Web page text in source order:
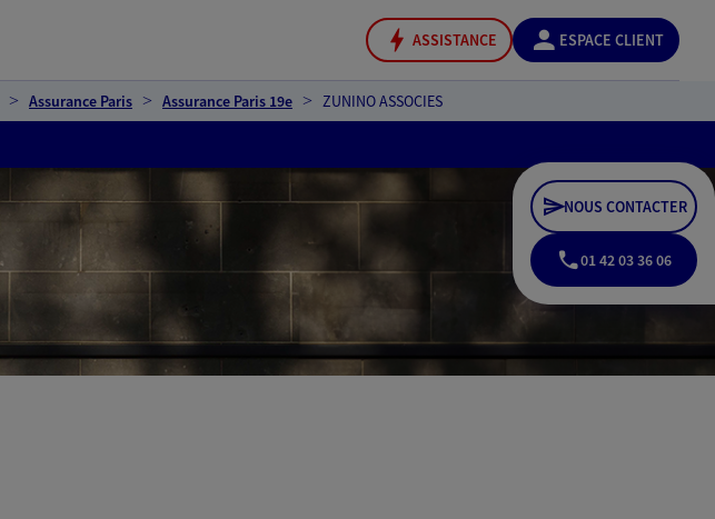
ASSISTANCE ESPACE CLIENT
Assurance Paris Assurance Paris 19e ZUNINO ASSOCIES
NOUS CONTACTER
01 42 03 36 06